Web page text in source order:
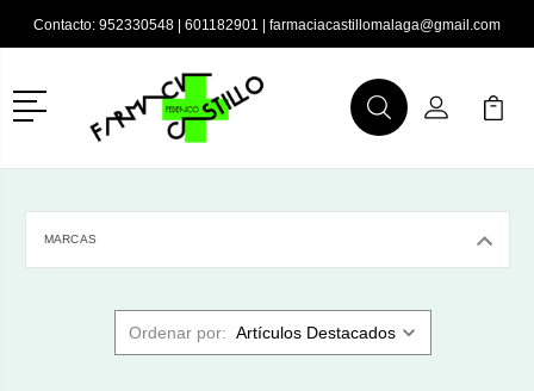
Contacto: 952330548 | 601182901 | farmaciacastillomalaga@gmail.com
Menú
BuscarMi Cuenta
Mi
MARCAS
Ordenar por: